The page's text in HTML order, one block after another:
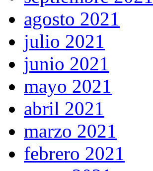
agosto 2021
julio 2021
junio 2021
mayo 2021
abril 2021
marzo 2021
febrero 2021